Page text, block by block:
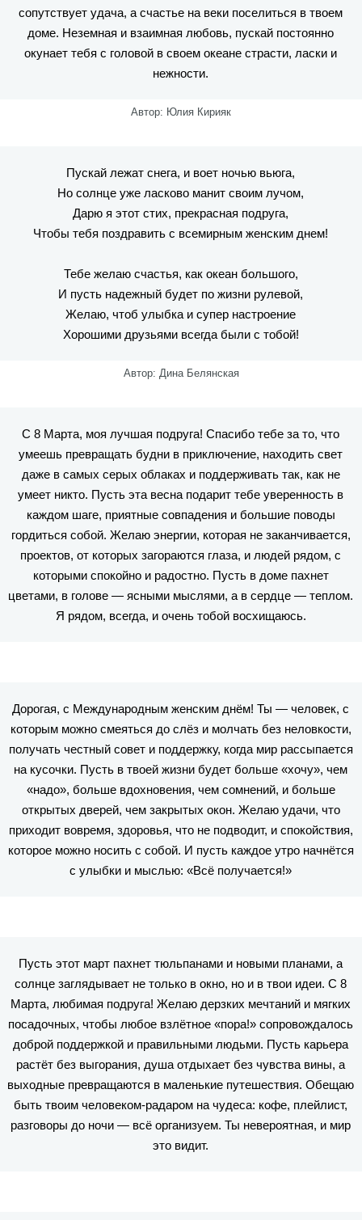
сопутствует удача, а счастье на веки поселиться в твоем
доме. Неземная и взаимная любовь, пускай постоянно
окунает тебя с головой в своем океане страсти, ласки и
нежности.
Автор: Юлия Кирияк
Пускай лежат снега, и воет ночью вьюга,
Но солнце уже ласково манит своим лучом,
Дарю я этот стих, прекрасная подруга,
Чтобы тебя поздравить с всемирным женским днем!
Тебе желаю счастья, как океан большого,
И пусть надежный будет по жизни рулевой,
Желаю, чтоб улыбка и супер настроение
Хорошими друзьями всегда были с тобой!
Автор: Дина Белянская
С 8 Марта, моя лучшая подруга! Спасибо тебе за то, что
умеешь превращать будни в приключение, находить свет
даже в самых серых облаках и поддерживать так, как не
умеет никто. Пусть эта весна подарит тебе уверенность в
каждом шаге, приятные совпадения и большие поводы
гордиться собой. Желаю энергии, которая не заканчивается,
проектов, от которых загораются глаза, и людей рядом, с
которыми спокойно и радостно. Пусть в доме пахнет
цветами, в голове — ясными мыслями, а в сердце — теплом.
Я рядом, всегда, и очень тобой восхищаюсь.
Дорогая, с Международным женским днём! Ты — человек, с
которым можно смеяться до слёз и молчать без неловкости,
получать честный совет и поддержку, когда мир рассыпается
на кусочки. Пусть в твоей жизни будет больше «хочу», чем
«надо», больше вдохновения, чем сомнений, и больше
открытых дверей, чем закрытых окон. Желаю удачи, что
приходит вовремя, здоровья, что не подводит, и спокойствия,
которое можно носить с собой. И пусть каждое утро начнётся
с улыбки и мыслью: «Всё получается!»
Пусть этот март пахнет тюльпанами и новыми планами, а
солнце заглядывает не только в окно, но и в твои идеи. С 8
Марта, любимая подруга! Желаю дерзких мечтаний и мягких
посадочных, чтобы любое взлётное «пора!» сопровождалось
доброй поддержкой и правильными людьми. Пусть карьера
растёт без выгорания, душа отдыхает без чувства вины, а
выходные превращаются в маленькие путешествия. Обещаю
быть твоим человеком-радаром на чудеса: кофе, плейлист,
разговоры до ночи — всё организуем. Ты невероятная, и мир
это видит.